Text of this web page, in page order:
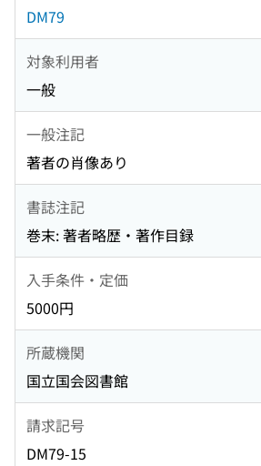
DM79
対象利用者
一般
一般注記
著者の肖像あり
書誌注記
巻末: 著者略歴・著作目録
入手条件・定価
5000円
所蔵機関
国立国会図書館
請求記号
DM79-15